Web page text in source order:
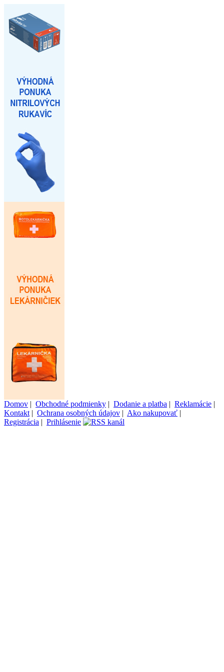
Domov | Obchodné podmienky | Dodanie a platba | Reklamácie |
Kontakt | Ochrana osobných údajov | Ako nakupovať |
Registrácia | Prihlásenie